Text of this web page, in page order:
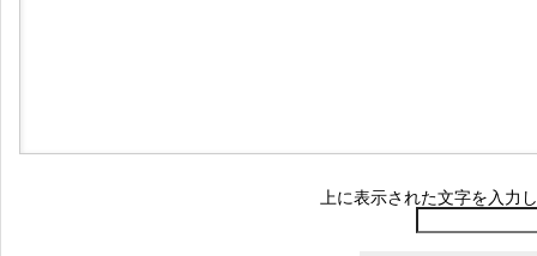
上に表示された文字を入力